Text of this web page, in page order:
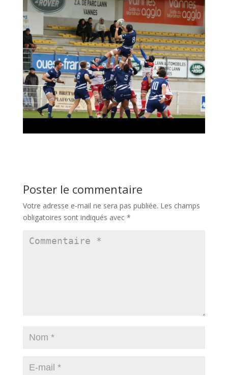
Poster le commentaire
Votre adresse e-mail ne sera pas publiée. Les champs
obligatoires sont indiqués avec *